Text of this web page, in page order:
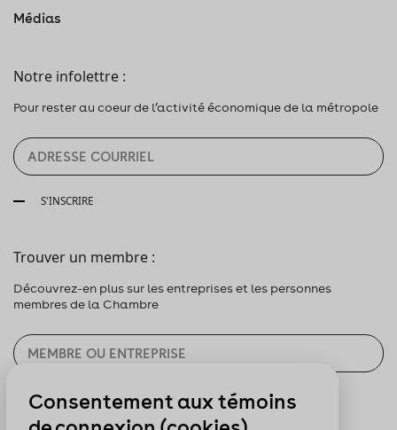
Médias
Notre infolettre :
Pour rester au coeur de l’activité économique de la métropole
S'INSCRIRE
Trouver un membre :
Découvrez-en plus sur les entreprises et les personnes
membres de la Chambre
CHERCHER
Consentement aux témoins